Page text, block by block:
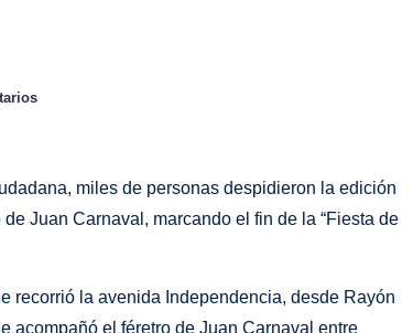
miles de personas despidieron la edición
Juan Carnaval, marcando el fin de la “Fiesta de
recorrió la avenida Independencia, desde Rayón
acompañó el féretro de Juan Carnaval entre